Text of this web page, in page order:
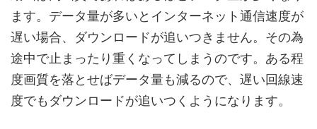
ます。データ量が多いとインターネット通信速度が
遅い場合、ダウンロードが追いつきません。その為
途中で止まったり重くなってしまうのです。ある程
度画質を落とせばデータ量も減るので、遅い回線速
度でもダウンロードが追いつくようになります。